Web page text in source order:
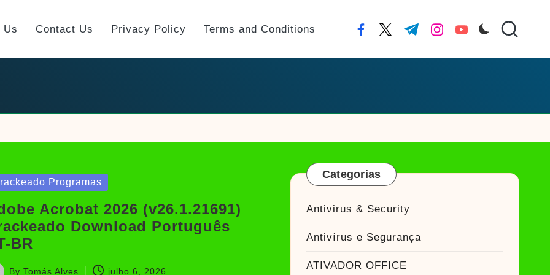
Us Contact Us Privacy Policy Terms and Conditions facebook.com
twitter.com
t.me instagram.com
youtube.com
Programas
Acrobat 2026 (v26.1.21691)
Download Português
BR
By Tomás Alves julho 6, 2026
Categorias
Antivirus & Security
Antivírus e Segurança
ATIVADOR OFFICE